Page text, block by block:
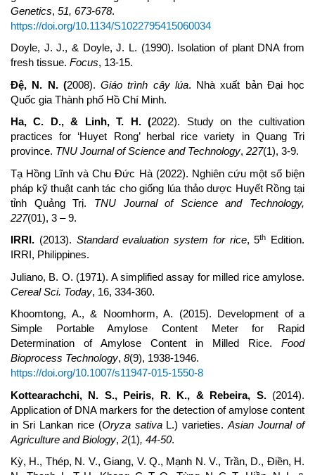
Genetics, 51, 673-678.
https://doi.org/10.1134/S1022795415060034
Doyle, J. J., & Doyle, J. L. (1990). Isolation of plant DNA from
fresh tissue. Focus, 13-15.
Đệ, N. N. (2008). Giáo trình cây lúa. Nhà xuất bản Đại học
Quốc gia Thành phố Hồ Chí Minh.
Ha, C. D., & Linh,T. H. (2022). Study on the cultivation
practices for ‘Huyet Rong’ herbal rice variety in Quang Tri
province. TNU Journal of Science and Technology, 227(1), 3-9.
Tạ Hồng Lĩnh và Chu Đức Hà (2022). Nghiên cứu một số biện
pháp kỹ thuật canh tác cho giống lúa thảo dược Huyết Rồng tại
tỉnh Quảng Trị. TNU Journal of Science and Technology,
227(01), 3 – 9.
IRRI. (2013). Standard evaluation system for rice, 5th
Edition.
IRRI, Philippines.
Juliano, B. O. (1971). A simplified assay for milled rice amylose.
Cereal Sci. Today, 16, 334-360.
Khoomtong, A., & Noomhorm, A. (2015). Development of a
Simple Portable Amylose Content Meter for Rapid
Determination of Amylose Content in Milled Rice. Food
Bioprocess Technology, 8(9), 1938-1946.
https://doi.org/10.1007/s11947-015-1550-8
Kottearachchi, N. S., Peiris, R. K., &Rebeira, S.(2014).
Application of DNA markers for the detection of amylose content
in Sri Lankan rice (Oryza sativaL.) varieties.Asian Journal of
Agriculture and Biology, 2(1), 44-50.
Kỳ, H., Thép, N. V., Giang, V. Q., Mạnh N. V., Trần, D., Điền, H.